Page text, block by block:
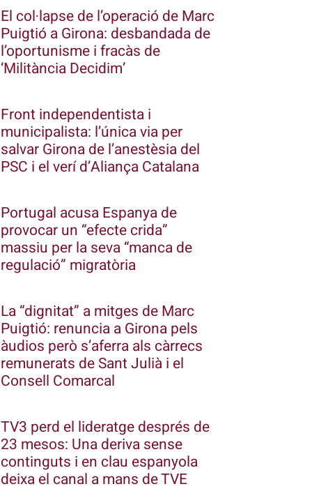
El col·lapse de l’operació de Marc
Puigtió a Girona: desbandada de
l’oportunisme i fracàs de
‘Militància Decidim’
Front independentista i
municipalista: l’única via per
salvar Girona de l’anestèsia del
PSC i el verí d’Aliança Catalana
Portugal acusa Espanya de
provocar un “efecte crida”
massiu per la seva “manca de
regulació” migratòria
La “dignitat” a mitges de Marc
Puigtió: renuncia a Girona pels
àudios però s’aferra als càrrecs
remunerats de Sant Julià i el
Consell Comarcal
TV3 perd el lideratge després de
23 mesos: Una deriva sense
continguts i en clau espanyola
deixa el canal a mans de TVE